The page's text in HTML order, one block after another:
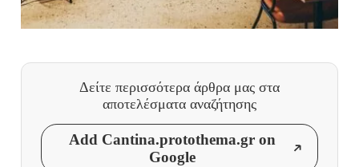
Δείτε περισσότερα άρθρα μας στα
αποτελέσματα αναζήτησης
Add Cantina.protothema.gr on
Google